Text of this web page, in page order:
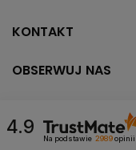
KONTAKT
OBSERWUJ NAS
4.9 Na podstawie 2989opinii